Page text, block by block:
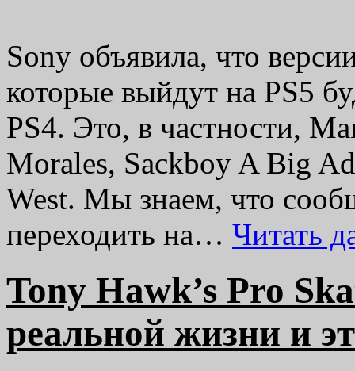
Sony объявила, что
которые выйдут на PS5
PS4. Это, в частности,
Morales, Sackboy A Big
West. Мы знаем, что
переходить на… Читать
Tony Hawk’s Pro
реальной жизни и